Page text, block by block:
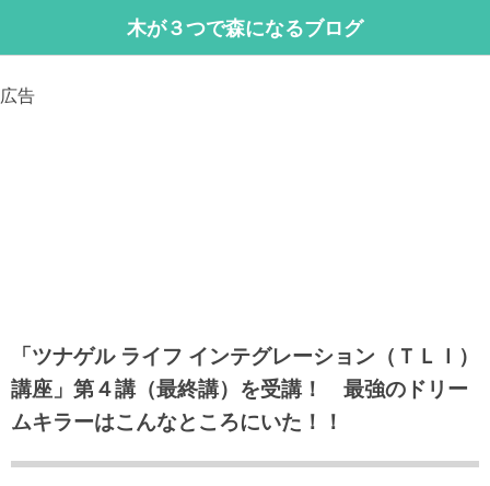
木が３つで森になるブログ
広告
「ツナゲル ライフ インテグレーション（ＴＬＩ）
講座」第４講（最終講）を受講！ 最強のドリー
ムキラーはこんなところにいた！！